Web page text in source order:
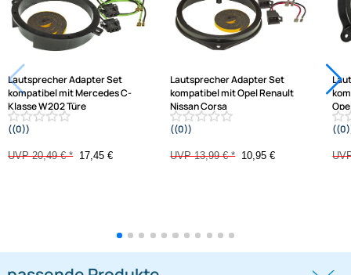
Jetzt auf Rechnung kaufen
Varianten: Lautsprecher Adapter Set
-14,8% -21,7%